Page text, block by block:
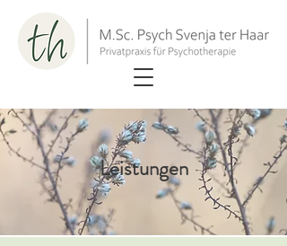
Leistungen